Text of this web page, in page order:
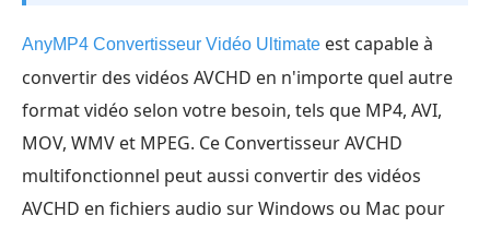
AnyMP4 Convertisseur Vidéo Ultimate est capable à
convertir des vidéos AVCHD en n'importe quel autre
format vidéo selon votre besoin, tels que MP4, AVI,
MOV, WMV et MPEG. Ce Convertisseur AVCHD
multifonctionnel peut aussi convertir des vidéos
AVCHD en fichiers audio sur Windows ou Mac pour